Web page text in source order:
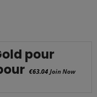
pour
€63.04Join Now